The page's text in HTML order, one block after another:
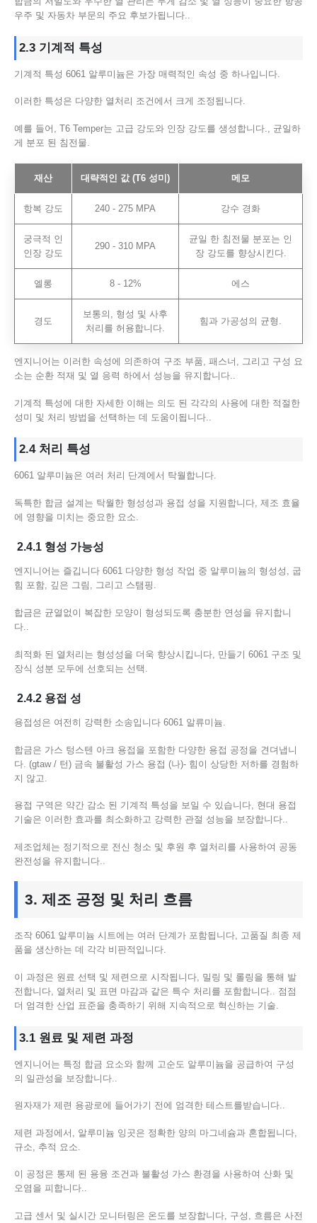
우주 및 자동차 부문의 주요 후보가됩니다..
2.3 기계적 특성
기계적 특성 6061 알루미늄은 가장 매력적인 속성 중 하나입니다.
이러한 특성은 다양한 열처리 조건에서 크게 조정됩니다.
예를 들어, T6 Temper는 고급 강도와 인장 강도를 생성합니다., 균일하
게 분포 된 침전물.
재산 대략적인 값 (T6 성미) 메모
항복 강도 240 - 275 MPA 강수 경화
궁극적 인
인장 강도
290 - 310 MPA
균일 한 침전물 분포는 인
장 강도를 향상시킨다.
엘롱 8 - 12% 에스
경도
보통의, 형성 및 사후
처리를 허용합니다.
힘과 가공성의 균형.
엔지니어는 이러한 속성에 의존하여 구조 부품, 패스너, 그리고 구성 요
소는 순환 적재 및 열 응력 하에서 성능을 유지합니다..
기계적 특성에 대한 자세한 이해는 의도 된 각각의 사용에 대한 적절한
성미 및 처리 방법을 선택하는 데 도움이됩니다..
2.4 처리 특성
6061 알루미늄은 여러 처리 단계에서 탁월합니다.
독특한 합금 설계는 탁월한 형성성과 용접 성을 지원합니다, 제조 효율
에 영향을 미치는 중요한 요소.
2.4.1 형성 가능성
엔지니어는 즐깁니다 6061 다양한 형성 작업 중 알루미늄의 형성성, 굽
힘 포함, 깊은 그림, 그리고 스탬핑.
합금은 균열없이 복잡한 모양이 형성되도록 충분한 연성을 유지합니
다..
최적화 된 열처리는 형성성을 더욱 향상시킵니다, 만들기 6061 구조 및
장식 성분 모두에 선호되는 선택.
2.4.2 용접 성
용접성은 여전히 ​​강력한 소송입니다 6061 알류미늄.
합금은 가스 텅스텐 아크 용접을 포함한 다양한 용접 공정을 견뎌냅니
다. (gtaw / 턴) 금속 불활성 가스 용접 (나)- 힘이 상당한 저하를 경험하
지 않고.
용접 구역은 약간 감소 된 기계적 특성을 보일 수 있습니다, 현대 용접
기술은 이러한 효과를 최소화하고 강력한 관절 성능을 보장합니다..
제조업체는 정기적으로 전신 청소 및 후원 후 열처리를 사용하여 공동
완전성을 유지합니다..
3. 제조 공정 및 처리 흐름
조작 6061 알루미늄 시트에는 여러 단계가 포함됩니다, 고품질 최종 제
품을 생산하는 데 각각 비판적입니다.
이 과정은 원료 선택 및 제련으로 시작됩니다, 밀링 및 롤링을 통해 발
전합니다, 열처리 및 표면 마감과 같은 특수 처리를 포함합니다.. 점점
더 엄격한 산업 표준을 충족하기 위해 지속적으로 혁신하는 기술.
3.1 원료 및 제련 과정
엔지니어는 특정 합금 요소와 함께 고순도 알루미늄을 공급하여 구성
의 일관성을 보장합니다..
원자재가 제련 용광로에 들어가기 전에 엄격한 테스트를받습니다..
제련 과정에서, 알루미늄 잉곳은 정확한 양의 마그네슘과 혼합됩니다,
규소, 추적 요소.
이 공정은 통제 된 용융 조건과 불활성 가스 환경을 사용하여 산화 및
오염을 피합니다..
고급 센서 및 실시간 모니터링은 온도를 보장합니다, 구성, 흐름은 사전